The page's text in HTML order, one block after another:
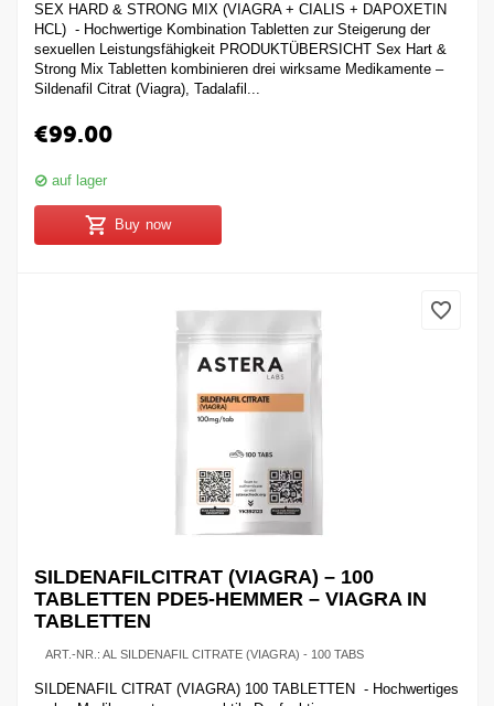
SEX HARD & STRONG MIX (VIAGRA + CIALIS + DAPOXETIN
HCL) - Hochwertige Kombination Tabletten zur Steigerung der
sexuellen Leistungsfähigkeit PRODUKTÜBERSICHT Sex Hart &
Strong Mix Tabletten kombinieren drei wirksame Medikamente –
Sildenafil Citrat (Viagra), Tadalafil...
€99.00
auf lager
Buy now
SILDENAFILCITRAT (VIAGRA) – 100
TABLETTEN PDE5-HEMMER – VIAGRA IN
TABLETTEN
ART.-NR.: AL SILDENAFIL CITRATE (VIAGRA) - 100 TABS
SILDENAFIL CITRAT (VIAGRA) 100 TABLETTEN - Hochwertiges